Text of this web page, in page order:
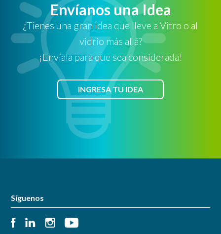
Envíanos una Idea
¿Tienes una gran idea que lleve a Vitro o al
vidrio más allá?
¡Envíala para que sea considerada!
INGRESA TU IDEA
Síguenos